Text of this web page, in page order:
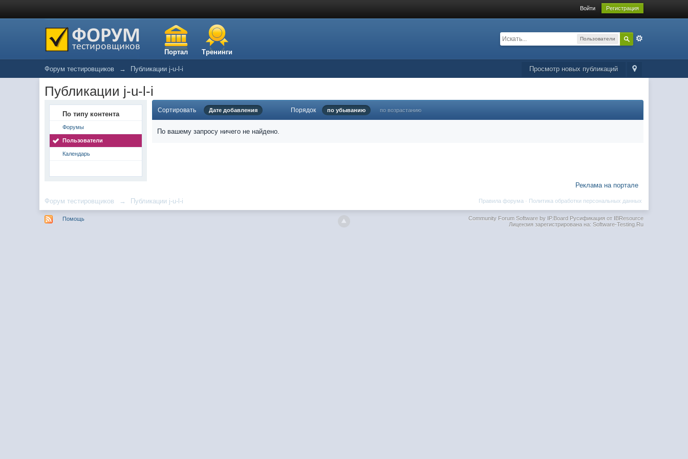
Войти Регистрация
Портал Тренинги
Пользователи
Просмотр новых публикаций
Форум тестировщиков → Публикации j-u-l-i
Публикации j-u-l-i
По типу контента
Форумы
Пользователи
Календарь
Сортировать Дате добавления Порядок по убыванию по возрастанию
По вашему запросу ничего не найдено.
Реклама на портале
Форум тестировщиков → Публикации j-u-l-i Политика обработки персональных данных
Правила форума ·
Помощь Community Forum Software by IP.BoardРусификация от IBResource
Лицензия зарегистрирована на: Software-Testing.Ru